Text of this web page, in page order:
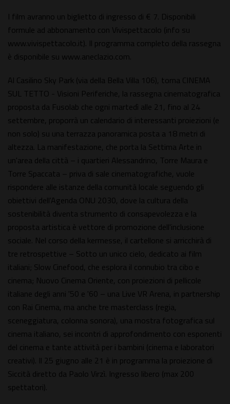
I film avranno un biglietto di ingresso di € 7. Disponibili
formule ad abbonamento con Vivispettacolo (info su
www.vivispettacolo.it). Il programma completo della rassegna
è disponibile su www.aneclazio.com.
Al Casilino Sky Park (via della Bella Villa 106), torna CINEMA
SUL TETTO - Visioni Periferiche, la rassegna cinematografica
proposta da Fusolab che ogni martedì alle 21, fino al 24
settembre, proporrà un calendario di interessanti proiezioni (e
non solo) su una terrazza panoramica posta a 18 metri di
altezza. La manifestazione, che porta la Settima Arte in
un'area della città – i quartieri Alessandrino, Torre Maura e
Torre Spaccata – priva di sale cinematografiche, vuole
rispondere alle istanze della comunità locale seguendo gli
obiettivi dell'Agenda ONU 2030, dove la cultura della
sostenibilità diventa strumento di consapevolezza e la
proposta artistica è vettore di promozione dell'inclusione
sociale. Nel corso della kermesse, il cartellone si arricchirà di
tre retrospettive – Sotto un unico cielo, dedicato ai film
italiani; Slow Cinefood, che esplora il connubio tra cibo e
cinema; Nuovo Cinema Oriente, con proiezioni di pellicole
italiane degli anni '50 e '60 – una Live VR Arena, in partnership
con Rai Cinema, ma anche tre masterclass (regia,
sceneggiatura, colonna sonora), una mostra fotografica sul
cinema italiano, sei incontri di approfondimento con esponenti
del cinema e tante attività per i bambini (cinema e laboratori
creativi). Il 25 giugno alle 21 è in programma la proiezione di
Siccità diretto da Paolo Virzì. Ingresso libero (max 200
spettatori).